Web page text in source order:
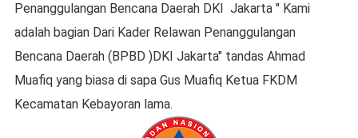
Penanggulangan Bencana Daerah DKI Jakarta " Kami
adalah bagian Dari Kader Relawan Penanggulangan
Bencana Daerah (BPBD )DKI Jakarta" tandas Ahmad
Muafiq yang biasa di sapa Gus Muafiq Ketua FKDM
Kecamatan Kebayoran lama.